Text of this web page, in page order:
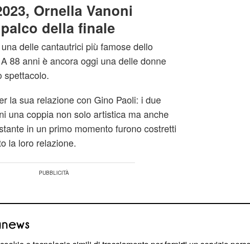
Ornella Vanoni
della finale
delle cantautrici più famose dello
88 anni è ancora oggi una delle donne
spettacolo.
la sua relazione con Gino Paoli: i due
una coppia non solo artistica ma anche
in un primo momento furono costretti
la loro relazione.